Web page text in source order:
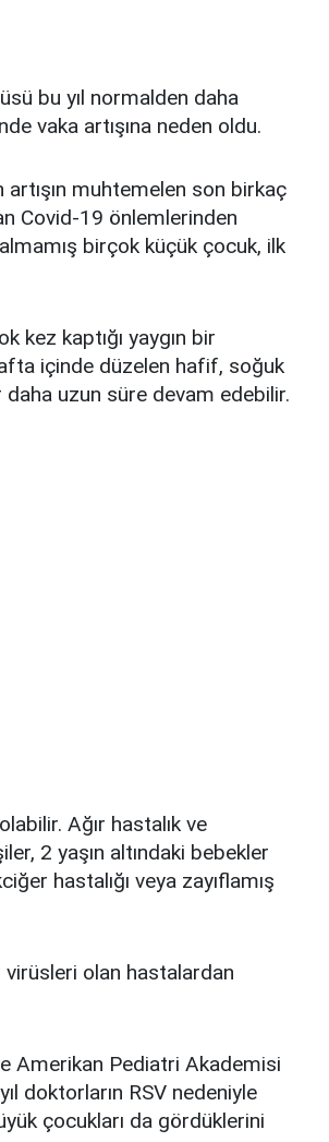
bu yıl normalden daha
vaka artışına neden oldu.
artışın muhtemelen son birkaç
Covid-19 önlemlerinden
birçok küçük çocuk, ilk
kez kaptığı yaygın bir
içinde düzelen hafif, soğuk
daha uzun süre devam edebilir.
Ağır hastalık ve
2 yaşın altındaki bebekler
hastalığı veya zayıflamış
olan hastalardan
Amerikan Pediatri Akademisi
doktorların RSV nedeniyle
çocukları da gördüklerini